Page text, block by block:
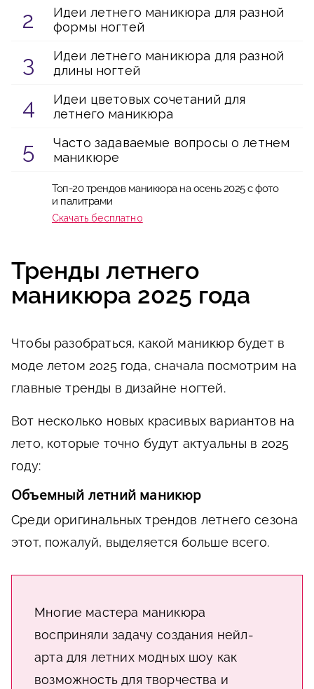
Идеи летнего маникюра для разной
формы ногтей
Идеи летнего маникюра для разной
длины ногтей
Идеи цветовых сочетаний для
летнего маникюра
Часто задаваемые вопросы о летнем
маникюре
Топ-20 трендов маникюра на осень 2025 с фото
и палитрами
Скачать бесплатно
Тренды летнего
маникюра 2025 года
Чтобы разобраться, какой маникюр будет в
моде летом 2025 года, сначала посмотрим на
главные тренды в дизайне ногтей.
Вот несколько новых красивых вариантов на
лето, которые точно будут актуальны в 2025
году:
Объемный летний маникюр
Среди оригинальных трендов летнего сезона
этот, пожалуй, выделяется больше всего.
Многие мастера маникюра
восприняли задачу создания нейл-
арта для летних модных шоу как
возможность для творчества и